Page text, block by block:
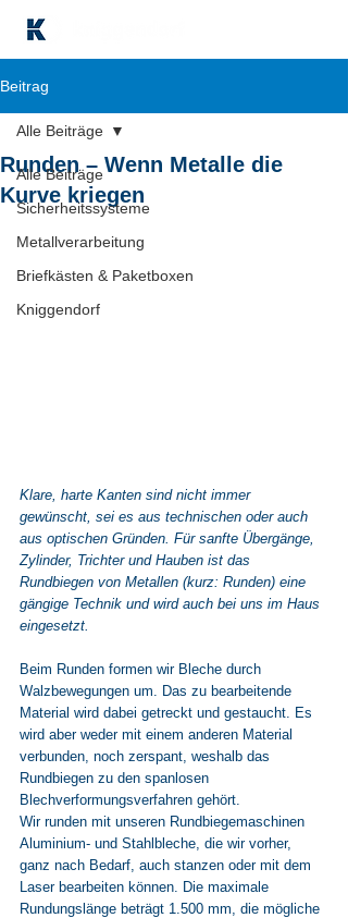
Beitrag
Alle Beiträge
Sicherheitssysteme
Metallverarbeitung
Briefkästen & Paketboxen
Kniggendorf
Alle Beiträge
Runden – Wenn Metalle die
Kurve kriegen
Klare, harte Kanten sind nicht immer
gewünscht, sei es aus technischen oder auch
aus optischen Gründen. Für sanfte Übergänge,
Zylinder, Trichter und Hauben ist das
Rundbiegen von Metallen (kurz: Runden) eine
gängige Technik und wird auch bei uns im Haus
eingesetzt.
Beim Runden formen wir Bleche durch
Walzbewegungen um. Das zu bearbeitende
Material wird dabei getreckt und gestaucht. Es
wird aber weder mit einem anderen Material
verbunden, noch zerspant, weshalb das
Rundbiegen zu den spanlosen
Blechverformungsverfahren gehört.
Wir runden mit unseren Rundbiegemaschinen
Aluminium- und Stahlbleche, die wir vorher,
ganz nach Bedarf, auch stanzen oder mit dem
Laser bearbeiten können. Die maximale
Rundungslänge beträgt 1.500 mm, die mögliche